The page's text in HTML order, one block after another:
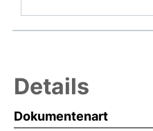
Details
Dokumentenart